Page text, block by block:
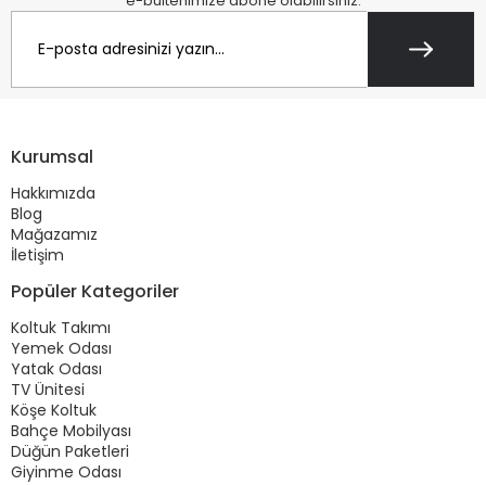
Kurumsal
Hakkımızda
Blog
Mağazamız
İletişim
Popüler Kategoriler
Koltuk Takımı
Yemek Odası
Yatak Odası
TV Ünitesi
Köşe Koltuk
Bahçe Mobilyası
Düğün Paketleri
Giyinme Odası